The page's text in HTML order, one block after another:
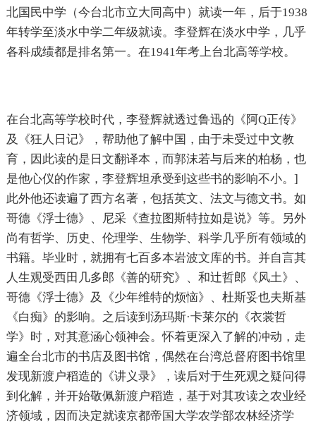
北国民中学（今台北市立大同高中）就读一年，后于1938
年转学至淡水中学二年级就读。李登辉在淡水中学，几乎
各科成绩都是排名第一。在1941年考上台北高等学校。
在台北高等学校时代，李登辉就透过鲁迅的《阿Q正传》
及《狂人日记》，帮助他了解中国，由于未受过中文教
育，因此读的是日文翻译本，而郭沫若与后来的柏杨，也
是他心仪的作家，李登辉坦承受到这些书的影响不小。]
此外他还读遍了西方名著，包括英文、法文与德文书。如
哥德《浮士德》、尼采《查拉图斯特拉如是说》等。另外
尚有哲学、历史、伦理学、生物学、科学几乎所有领域的
书籍。毕业时，就拥有七百多本岩波文库的书。并自言其
人生观受西田几多郎《善的研究》、和辻哲郎《风土》、
哥德《浮士德》及《少年维特的烦恼》、杜斯妥也夫斯基
《白痴》的影响。之后读到汤玛斯·卡莱尔的《衣裳哲
学》时，对其意涵心领神会。怀着更深入了解的冲动，走
遍全台北市的书店及图书馆，偶然在台湾总督府图书馆里
发现新渡户稻造的《讲义录》，读后对于生死观之疑问得
到化解，并开始敬佩新渡户稻造，基于对其攻读之农业经
济领域，因而决定就读京都帝国大学农学部农林经济学